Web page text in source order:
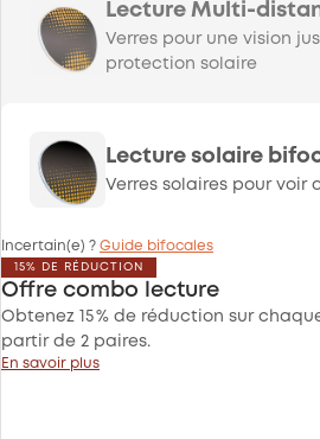
Lecture Multi-
Verres pour une vision
protection solaire
Lecture solaire
Verres solaires pour voir
Incertain(e) ? Guide bifocales
15% DE RÉDUCTION
Offre combo lecture
Obtenez 15 % de réduction sur
partir de 2 paires.
En savoir plus